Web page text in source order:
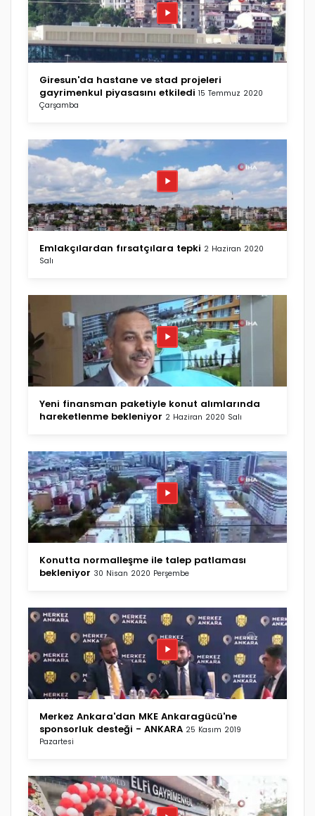
Giresun'da hastane ve stad projeleri
gayrimenkul piyasasını etkiledi 15 Temmuz 2020
Çarşamba
Emlakçılardan fırsatçılara tepki 2 Haziran 2020
Salı
Yeni finansman paketiyle konut alımlarında
hareketlenme bekleniyor 2 Haziran 2020 Salı
Konutta normalleşme ile talep patlaması
bekleniyor 30 Nisan 2020 Perşembe
Merkez Ankara'dan MKE Ankaragücü'ne
sponsorluk desteği - ANKARA 25 Kasım 2019
Pazartesi